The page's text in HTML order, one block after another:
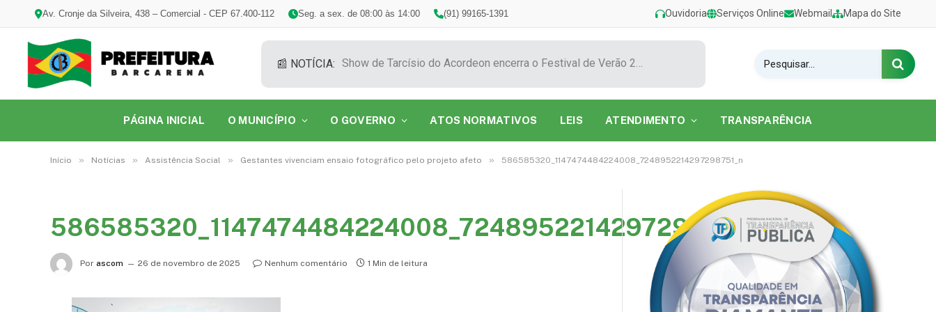
Av. Cronje da Silveira, 438 – Comercial - CEP 67.400-112 Seg. a sex. de 08:00 às 14:00 (91) 99165-1391 Ouvidoria Serviços Online Webmail Mapa do Site
📰 NOTÍCIA: Show de Tarcísio do Acordeon encerra o Festival de Verão 2026 na Praia do Caripi
PÁGINA INICIAL O MUNICÍPIO O GOVERNO ATOS NORMATIVOS LEIS ATENDIMENTO TRANSPARÊNCIA
Início » Notícias » Assistência Social » Gestantes vivenciam ensaio fotográfico pelo projeto afeto » 586585320_1147474484224008_7248952214297298751_n
586585320_1147474484224008_7248952214297298751_n
Por ascom 26 de novembro de 2025 Nenhum comentário 1 Min de leitura